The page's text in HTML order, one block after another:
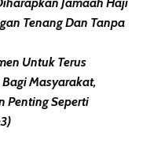
Tenang Dan Tanpa
Untuk Terus
Masyarakat,
Penting Seperti